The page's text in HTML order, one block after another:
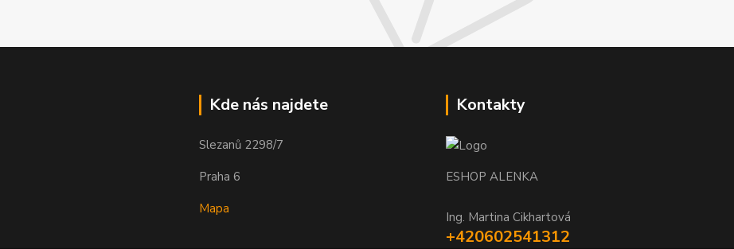
Kde nás najdete
Slezanů 2298/7
Praha 6
Mapa
Kontakty
ESHOP ALENKA
Ing. Martina Cikhartová
+420602541312